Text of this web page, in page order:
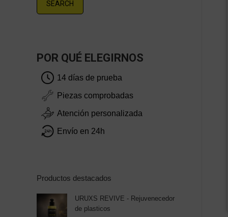
SEARCH
POR QUÉ ELEGIRNOS
14 días de prueba
Piezas comprobadas
Atención personalizada
Envío en 24h
Productos destacados
URUXS REVIVE - Rejuvenecedor
de plasticos